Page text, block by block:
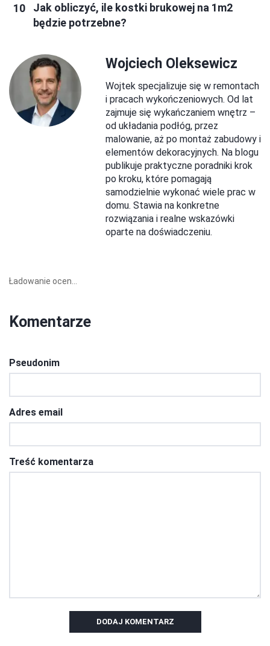
Jak obliczyć, ile kostki brukowej na 1m2
będzie potrzebne?
Wojciech Oleksewicz
Wojtek specjalizuje się w remontach
i pracach wykończeniowych. Od lat
zajmuje się wykańczaniem wnętrz –
od układania podłóg, przez
malowanie, aż po montaż zabudowy i
elementów dekoracyjnych. Na blogu
publikuje praktyczne poradniki krok
po kroku, które pomagają
samodzielnie wykonać wiele prac w
domu. Stawia na konkretne
rozwiązania i realne wskazówki
oparte na doświadczeniu.
Ładowanie ocen...
Komentarze
Pseudonim
Adres email
Treść komentarza
DODAJ KOMENTARZ